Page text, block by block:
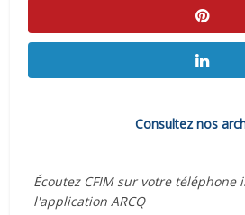
Consultez nos
Écoutez CFIM sur votre téléphone
l'application ARCQ